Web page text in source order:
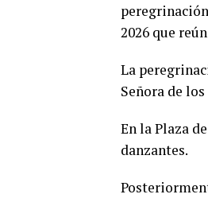
2026 que
La
Señora de
En la Plaza
danzantes.